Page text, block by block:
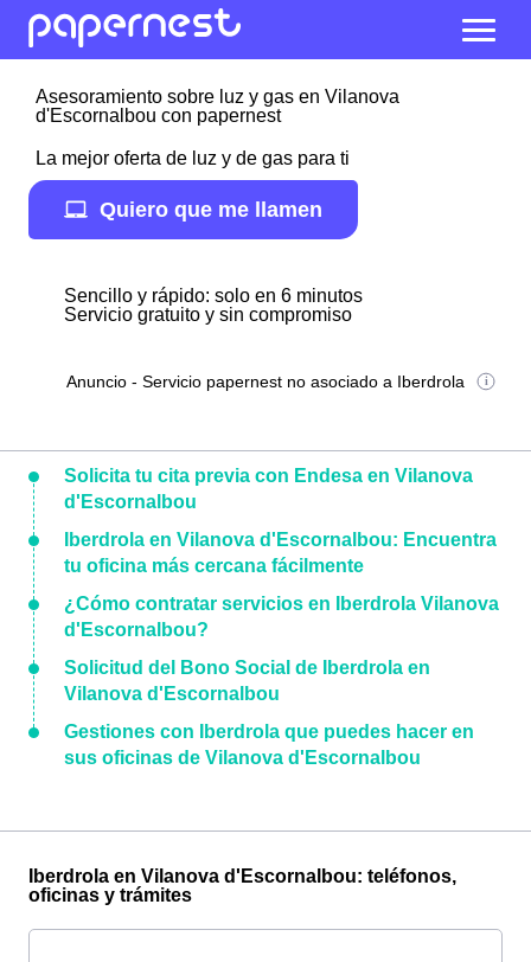
Asesoramiento sobre luz y gas en Vilanova
d'Escornalbou con papernest
La mejor oferta de luz y de gas para ti
Quiero que me llamen
Sencillo y rápido: solo en 6 minutos
Servicio gratuito y sin compromiso
Anuncio - Servicio papernest no asociado a Iberdrola
Solicita tu cita previa con Endesa en Vilanova
d'Escornalbou
Iberdrola en Vilanova d'Escornalbou: Encuentra
tu oficina más cercana fácilmente
¿Cómo contratar servicios en Iberdrola Vilanova
d'Escornalbou?
Solicitud del Bono Social de Iberdrola en
Vilanova d'Escornalbou
Gestiones con Iberdrola que puedes hacer en
sus oficinas de Vilanova d'Escornalbou
Iberdrola en Vilanova d'Escornalbou: teléfonos,
oficinas y trámites